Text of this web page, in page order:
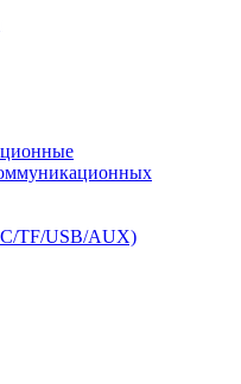
TF/USB/AUX)